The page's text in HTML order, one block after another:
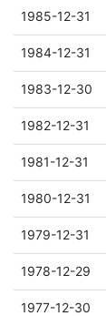
1985-12-31
1984-12-31
1983-12-30
1982-12-31
1981-12-31
1980-12-31
1979-12-31
1978-12-29
1977-12-30